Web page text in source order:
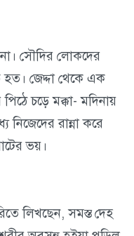
না। সৌদির লোকদের
হত। জেদ্দা থেকে এক
চড়ে মক্কা- মদিনায়
নিজেদের রান্না করে
ভয়।
লিখছেন, সমস্ত দেহ